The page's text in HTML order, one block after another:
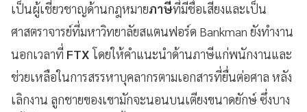
เป็นผู้เชี่ยวชาญด้านกฎหมายภาษีที่มีชื่อเสียงและเป็น
ศาสตราจารย์ที่มหาวิทยาลัยสแตนฟอร์ด Bankman ยังทำงาน
นอกเวลาที่ FTXโดยให้คำแนะนำด้านภาษีแก่พนักงานและ
ช่วยเหลือในการสรรหาบุคลากรตามเอกสารที่ยื่นต่อศาล หลัง
เลิกงาน ลูกชายของเขามักจะนอนบนเตียงขนาดยักษ์ ซึ่งบาง